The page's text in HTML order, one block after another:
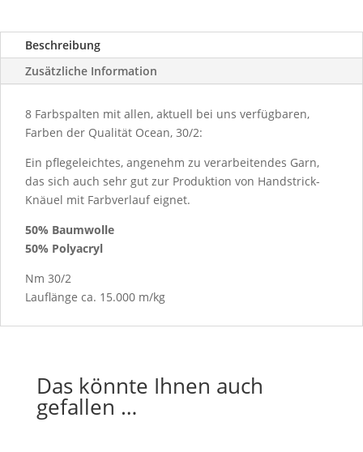
Beschreibung
Zusätzliche Information
8 Farbspalten mit allen, aktuell bei uns verfügbaren,
Farben der Qualität Ocean, 30/2:
Ein pflegeleichtes, angenehm zu verarbeitendes Garn,
das sich auch sehr gut zur Produktion von Handstrick-
Knäuel mit Farbverlauf eignet.
50% Baumwolle
50% Polyacryl
Nm 30/2
Lauflänge ca. 15.000 m/kg
Das könnte Ihnen auch
gefallen …